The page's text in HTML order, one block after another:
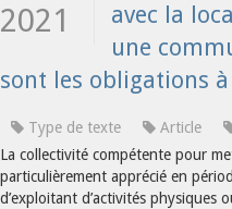
2021
avec la
une
sont les obligations à
Type de texte Article
La collectivité compétente pour
particulièrement apprécié en
d’exploitant d’activités physiques